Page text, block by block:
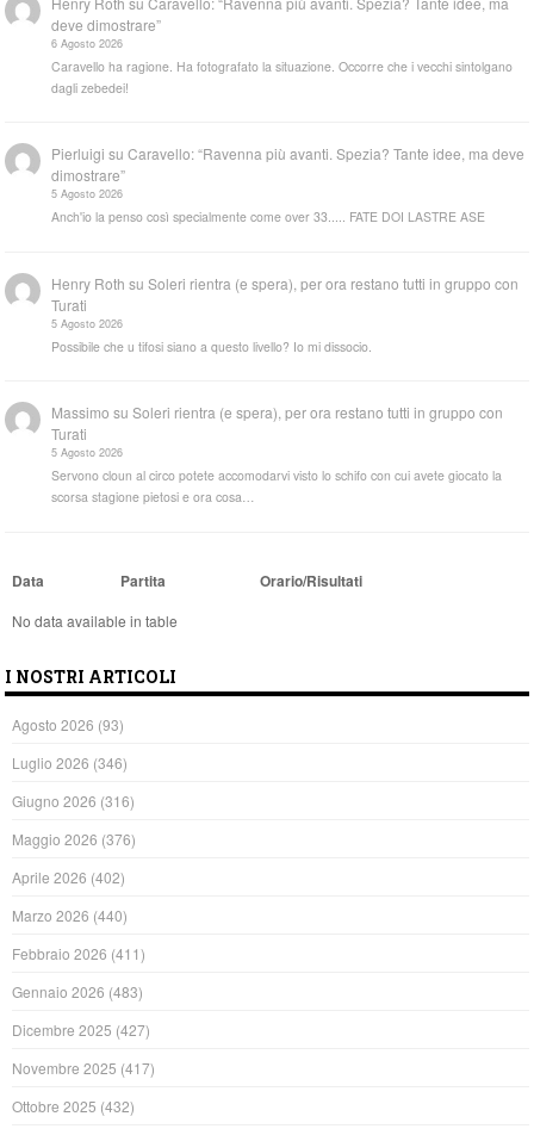
deve dimostrare”
6 Agosto 2026
Caravello ha ragione. Ha fotografato la situazione. Occorre che i vecchi sintolgano
dagli zebedei!
Pierluigi suCaravello: “Ravenna più avanti. Spezia? Tante idee, ma deve
dimostrare”
5 Agosto 2026
Anch'io la penso così specialmente come over 33..... FATE DOI LASTRE ASE
Henry Roth suSoleri rientra (e spera), per ora restano tutti in gruppo con
Turati
5 Agosto 2026
Possibile che u tifosi siano a questo livello? Io mi dissocio.
Massimo suSoleri rientra (e spera), per ora restano tutti in gruppo con
Turati
5 Agosto 2026
Servono cloun al circo potete accomodarvi visto lo schifo con cui avete giocato la
scorsa stagione pietosi e ora cosa…
Data Partita Orario/Risultati
No data available in table
I NOSTRI ARTICOLI
Agosto 2026 (93)
Luglio 2026 (346)
Giugno 2026 (316)
Maggio 2026 (376)
Aprile 2026 (402)
Marzo 2026 (440)
Febbraio 2026 (411)
Gennaio 2026 (483)
Dicembre 2025 (427)
Novembre 2025 (417)
Ottobre 2025 (432)